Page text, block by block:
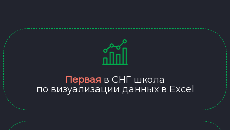
Первая в СНГ школа
по визуализации данных в Excel